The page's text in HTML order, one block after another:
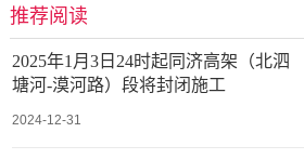
推荐阅读
2025年1月3日24时起同济高架（北泗
塘河-漠河路）段将封闭施工
2024-12-31